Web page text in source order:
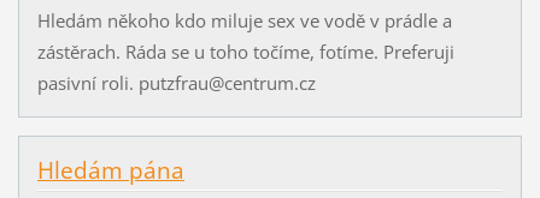
Hledám někoho kdo miluje sex ve vodě v prádle a
zástěrach. Ráda se u toho točíme, fotíme. Preferuji
pasivní roli. putzfrau@centrum.cz
Hledám pána